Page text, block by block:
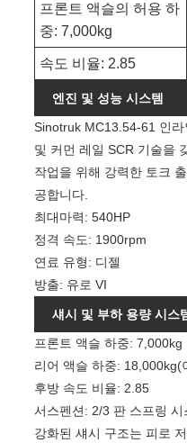
프론트 액슬의 허용 하
중: 7,000kg
속도 비율: 2.85
엔진 및 성능 시스템
Sinotruk MC13.54-61 인
및 커먼 레일 SCR 기술을
작업을 위해 강력한 토크
공합니다.
최대마력: 540HP
정격 속도: 1900rpm
연료 유형: 디젤
방출: 유로 VI
섀시 및 부하 용량 시스
프론트 액슬 하중: 7,000kg
리어 액슬 하중: 18,000kg(
후방 속도 비율: 2.85
서스펜션: 2/3 판 스프링 시
강화된 섀시 구조는 피로